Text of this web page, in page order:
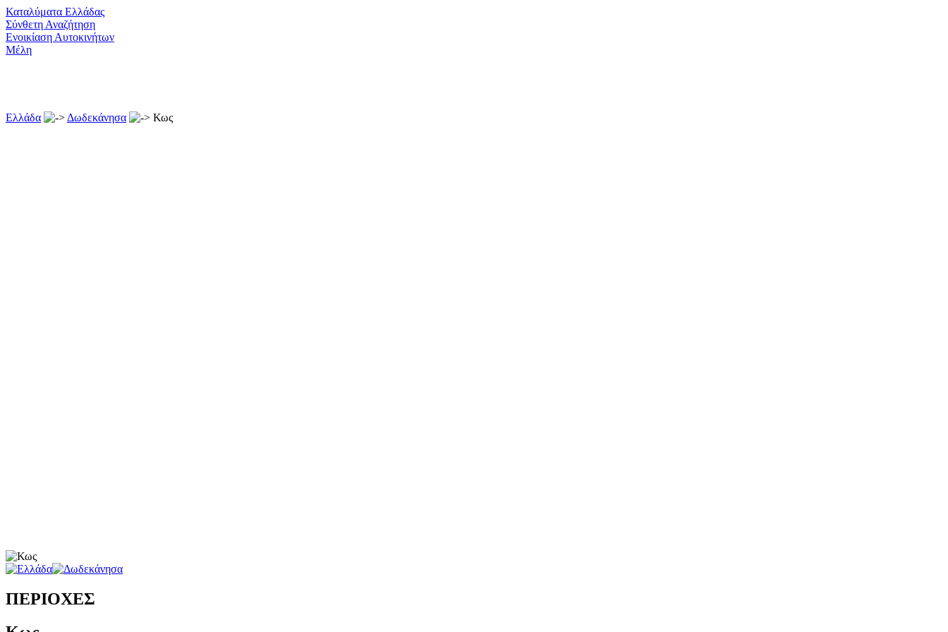
Καταλύματα Ελλάδας
Σύνθετη Αναζήτηση
Ενοικίαση Αυτοκινήτων
Μέλη
Ελλάδα Δωδεκάνησα Κως
ΠΕΡΙΟΧΕΣ